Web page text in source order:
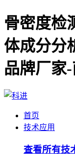
骨密度检
体成分分
品牌厂家
首页
技术应用
查看所有技